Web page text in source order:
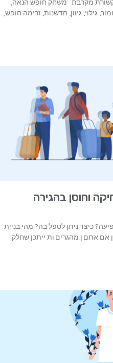
מקרבת משחק חופש הנאה,
גילוי, גיוון, חדשנות, זרימה חופש,
וחוסן בהגירה
כיצד ניתן לטפל בה? מהי בניית
אם אתם.ן מהגרים.ות ייתכן שחלק